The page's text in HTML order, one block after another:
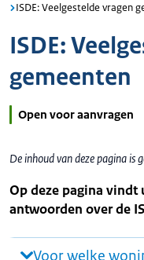
ISDE: Veelgestelde vragen
ISDE:
gemeenten
Open voor aanvragen
De inhoud van deze pagina
Op deze pagina vindt
antwoorden over de
Voor welke